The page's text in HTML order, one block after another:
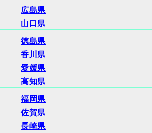
広島県
山口県
徳島県
香川県
愛媛県
高知県
福岡県
佐賀県
長崎県